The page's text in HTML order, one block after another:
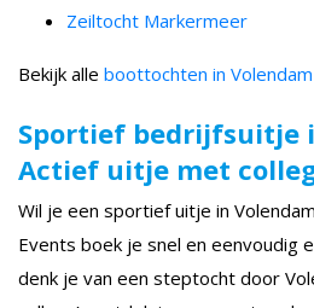
Zeiltocht Markermeer
Bekijk alle boottochten in Volendam
Sportief bedrijfsuitje
Actief uitje met
Wil je een sportief uitje in
Events boek je snel en eenvoudig
denk je van een steptocht door